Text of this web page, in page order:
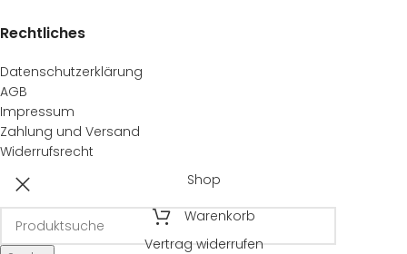
Rechtliches
Datenschutzerklärung
AGB
Impressum
Zahlung und Versand
Widerrufsrecht
Shop
Warenkorb
Vertrag widerrufen